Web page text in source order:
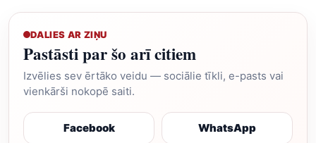
DALIES AR ZIŅU
Pastāsti par šo arī citiem
Izvēlies sev ērtāko veidu — sociālie tīkli, e-pasts vai
vienkārši nokopē saiti.
Facebook WhatsApp